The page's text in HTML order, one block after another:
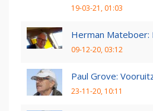
19-03-21, 01:03
Herman Mateboer:
09-12-20, 03:12
Paul Grove:
23-11-20, 10:11